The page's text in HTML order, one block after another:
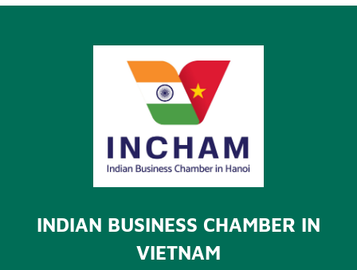
INDIAN BUSINESS CHAMBER IN
VIETNAM